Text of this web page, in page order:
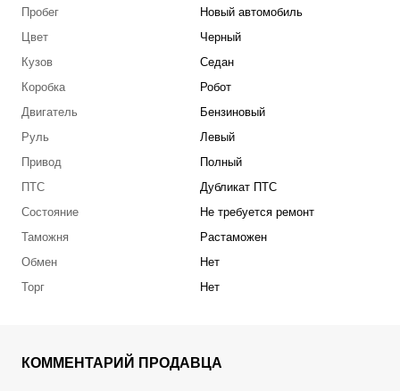
Пробег
Новый автомобиль
Цвет
Черный
Кузов
Седан
Коробка
Робот
Двигатель
Бензиновый
Руль
Левый
Привод
Полный
ПТС
Дубликат ПТС
Состояние
Не требуется ремонт
Таможня
Растаможен
Обмен
Нет
Торг
Нет
КОММЕНТАРИЙ ПРОДАВЦА